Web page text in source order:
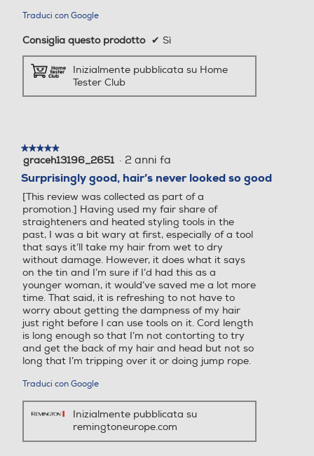
Funzione vapore Funzione vapore
Piastra arricciacapelli Piastra arricciacapelli
Sistema antisurriscaldame
nto
Sistema antisurriscaldame
nto
Numero di velocità Numero di velocità
Accessori in dotazione
Astuccio
Accessori in dotazione
Tappetino resistente al calo
re incluso
Peso-Kg
0,6
Altezza-mm Altezza-mm
Traduci con Google
Consiglia questo prodotto ✔ Sì
Inizialmente pubblicata su Home
Tester Club
★★★★★
★★★★★
5
5
stelle.
graceh13196_2651 · 2 anni fa
Surprisingly good, hair’s never looked so good
[This review was collected as part of a
promotion.] Having used my fair share of
straighteners and heated styling tools in the
past, I was a bit wary at first, especially of a tool
that says it’ll take my hair from wet to dry
without damage. However, it does what it says
on the tin and I’m sure if I’d had this as a
younger woman, it would’ve saved me a lot more
time. That said, it is refreshing to not have to
worry about getting the dampness of my hair
just right before I can use tools on it. Cord length
is long enough so that I’m not contorting to try
and get the back of my hair and head but not so
long that I’m tripping over it or doing jump rope.
Traduci con Google
Inizialmente pubblicata su
remingtoneurope.com